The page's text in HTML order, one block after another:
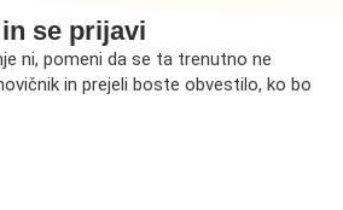
se prijavi
ni, pomeni da se ta trenutno ne
in prejeli boste obvestilo, ko bo